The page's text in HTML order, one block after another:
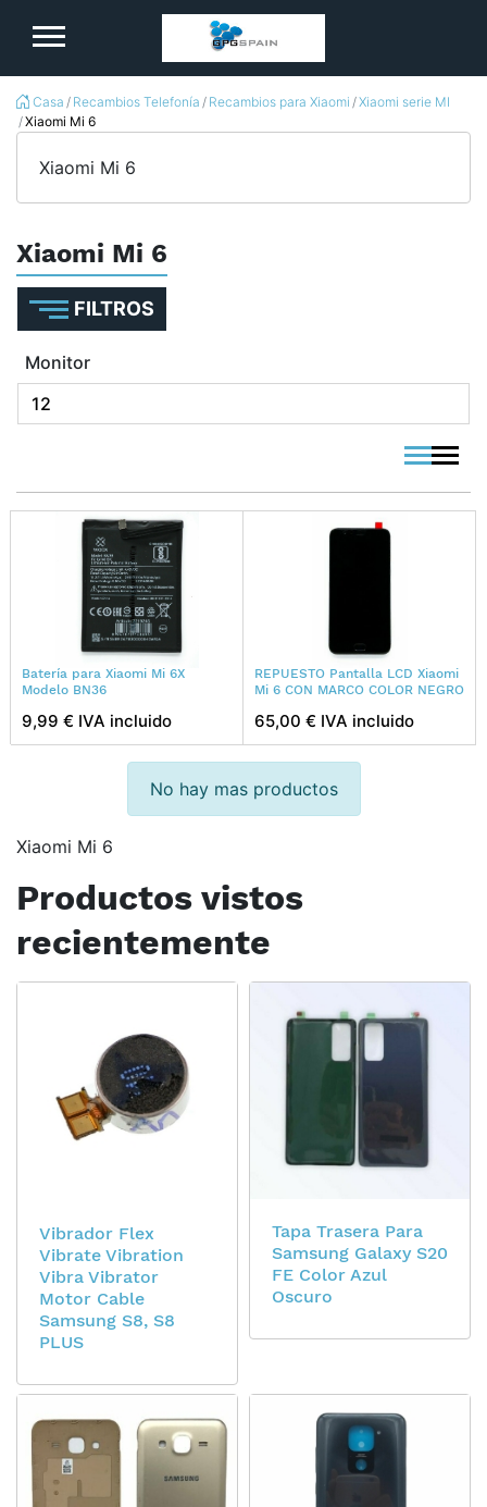
Casa Recambios Telefonía Recambios para Xiaomi Xiaomi serie MI
Xiaomi Mi 6
Xiaomi Mi 6
Xiaomi Mi 6
FILTROS
Monitor
Batería para Xiaomi Mi 6X
Modelo BN36
9,99 € IVA incluido
REPUESTO Pantalla LCD Xiaomi
Mi 6 CON MARCO COLOR NEGRO
65,00 € IVA incluido
No hay mas productos
Xiaomi Mi 6
Productos vistos
recientemente
Vibrador Flex
Vibrate Vibration
Vibra Vibrator
Motor Cable
Samsung S8, S8
PLUS
Tapa Trasera Para
Samsung Galaxy S20
FE Color Azul
Oscuro